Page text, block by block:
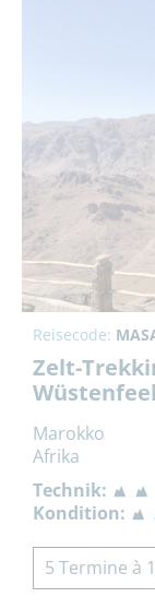
Reisecode:
Zelt-
Marokko
Afrika
Technik:
Kondition:
5 Termine à